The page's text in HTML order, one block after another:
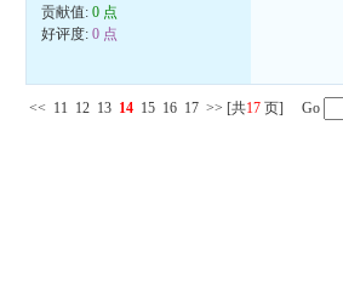
贡献值:0 点
好评度:0 点
<< 11 12 13 14 15 16 17 >> [共17 页] Go